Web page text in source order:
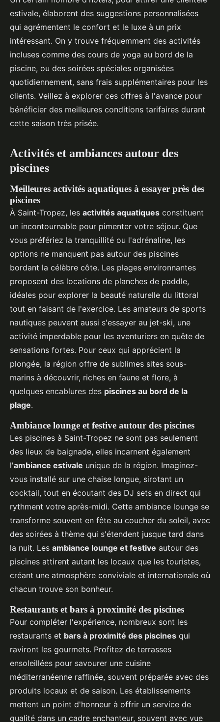
estivale, élaborent des suggestions personnalisées
qui agrémentent le confort et le luxe à un prix
intéressant. On y trouve fréquemment des activités
incluses comme des cours de yoga au bord de la
piscine, ou des soirées spéciales organisées
quotidiennement, sans frais supplémentaires pour les
clients. Veillez à explorer ces offres à l'avance pour
bénéficier des meilleures conditions tarifaires durant
cette saison très prisée.
Activités et ambiances autour des
piscines
Meilleures activités aquatiques à essayer près des
piscines
À Saint-Tropez, les activités aquatiques constituent
un incontournable pour pimenter votre séjour. Que
vous préfériez la tranquillité ou l'adrénaline, les
options ne manquent pas autour des piscines
bordant la célèbre côte. Les plages environnantes
proposent des locations de planches de paddle,
idéales pour explorer la beauté naturelle du littoral
tout en faisant de l'exercice. Les amateurs de sports
nautiques peuvent aussi s'essayer au jet-ski, une
activité imperdable pour les aventuriers en quête de
sensations fortes. Pour ceux qui apprécient la
plongée, la région offre de sublimes sites sous-
marins à découvrir, riches en faune et flore, à
quelques encablures des piscines au bord de la
plage.
Ambiance lounge et festive autour des piscines
Les piscines à Saint-Tropez ne sont pas seulement
des lieux de baignade, elles incarnent également
l'ambiance estivale unique de la région. Imaginez-
vous installé sur une chaise longue, sirotant un
cocktail, tout en écoutant des DJ sets en direct qui
rythment votre après-midi. Cette ambiance lounge se
transforme souvent en fête au coucher du soleil, avec
des soirées à thème qui s'étendent jusque tard dans
la nuit. Les ambiance lounge et festive autour des
piscines attirent autant les locaux que les touristes,
créant une atmosphère conviviale et internationale où
chacun trouve son bonheur.
Restaurants et bars à proximité des piscines
Pour compléter l'expérience, nombreux sont les
restaurants et bars à proximité des piscines qui
raviront les gourmets. Profitez de terrasses
ensoleillées pour savourer une cuisine
méditerranéenne raffinée, souvent préparée avec des
produits locaux et de saison. Les établissements
mettent un point d'honneur à offrir un service de
qualité dans un cadre enchanteur, souvent avec vue